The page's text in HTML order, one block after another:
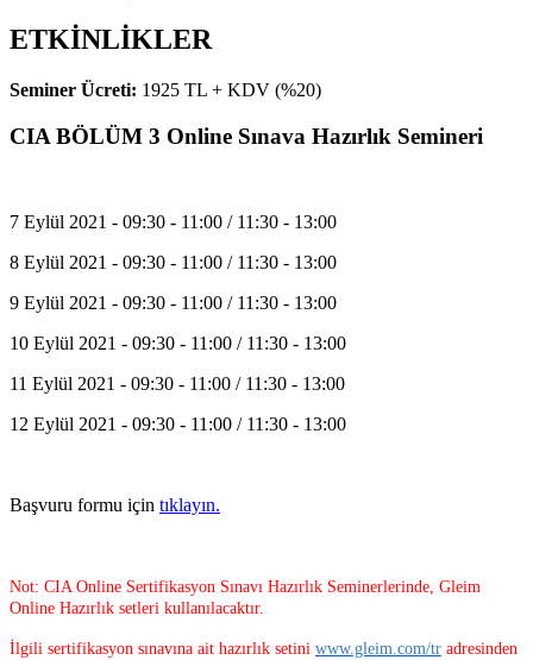
ETKİNLİKLER
Seminer Ücreti: 1925 TL + KDV (%20)
CIA BÖLÜM 3 Online Sınava Hazırlık Semineri
7 Eylül 2021 - 09:30 - 11:00 / 11:30 - 13:00
8 Eylül 2021 - 09:30 - 11:00 / 11:30 - 13:00
9 Eylül 2021 - 09:30 - 11:00 / 11:30 - 13:00
10 Eylül 2021 - 09:30 - 11:00 / 11:30 - 13:00
11 Eylül 2021 - 09:30 - 11:00 / 11:30 - 13:00
12 Eylül 2021 - 09:30 - 11:00 / 11:30 - 13:00
Başvuru formu için tıklayın.
Not: CIA Online Sertifikasyon Sınavı Hazırlık Seminerlerinde, Gleim
Online Hazırlık setleri kullanılacaktır.
İlgili sertifikasyon sınavına ait hazırlık setini www.gleim.com/tr adresinden